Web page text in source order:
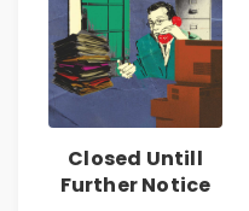
Closed Untill
Further Notice